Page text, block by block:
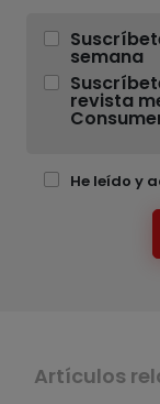
semana
revista
He leído y
Artículos